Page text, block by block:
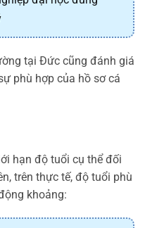
tại Đức cũng đánh giá
phù hợp của hồ sơ cá
hạn độ tuổi cụ thể đối
trên thực tế, độ tuổi phù
khoảng: